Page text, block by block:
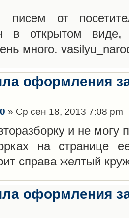
от
в открытом
много.
оформления
» Ср сен 18, 2013 7:08 pm
и не могу
на странице
справа желтый
оформления